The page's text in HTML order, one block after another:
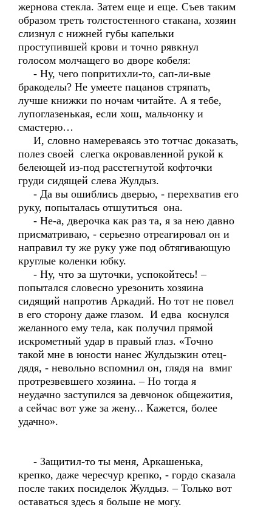
жернова стекла. Затем еще и еще. Съев таким
образом треть толстостенного стакана, хозяин
слизнул с нижней губы капельки
проступившей крови и точно рявкнул
голосом молчащего во дворе кобеля:
- Ну, чего попритихли-то, сап-ли-вые
бракоделы? Не умеете пацанов стряпать,
лучше книжки по ночам читайте. А я тебе,
лупоглазенькая, если хош, мальчонку и
смастерю…
И, словно намереваясь это тотчас доказать,
полез своей слегка окровавленной рукой к
белеющей из-под расстегнутой кофточки
груди сидящей слева Жулдыз.
- Да вы ошиблись дверью, - перехватив его
руку, попыталась отшутиться она.
- Не-а, дверочка как раз та, я за нею давно
присматриваю, - серьезно отреагировал он и
направил ту же руку уже под обтягивающую
круглые коленки юбку.
- Ну, что за шуточки, успокойтесь! –
попытался словесно урезонить хозяина
сидящий напротив Аркадий. Но тот не повел
в его сторону даже глазом. И едва коснулся
желанного ему тела, как получил прямой
искрометный удар в правый глаз. «Точно
такой мне в юности нанес Жулдызкин отец-
дядя, - невольно вспомнил он, глядя на вмиг
протрезвевшего хозяина. – Но тогда я
неудачно заступился за девчонок общежития,
а сейчас вот уже за жену... Кажется, более
удачно».
- Защитил-то ты меня, Аркашенька,
крепко, даже чересчур крепко, - гордо сказала
после таких посиделок Жулдыз. – Только вот
оставаться здесь я больше не могу.